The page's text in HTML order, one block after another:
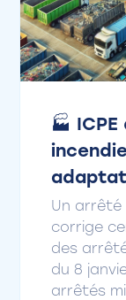
🏭
Un arrêté
corrige
des
du 8
arrêtés